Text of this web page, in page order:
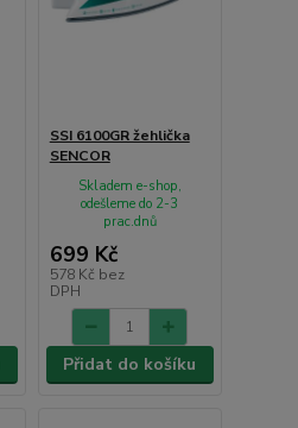
SSI 6100GR žehlička
SENCOR
699 Kč
578 Kč bez
DPH
Skladem e-shop,
odešleme do 2-3
prac.dnů
Přidat do košíku